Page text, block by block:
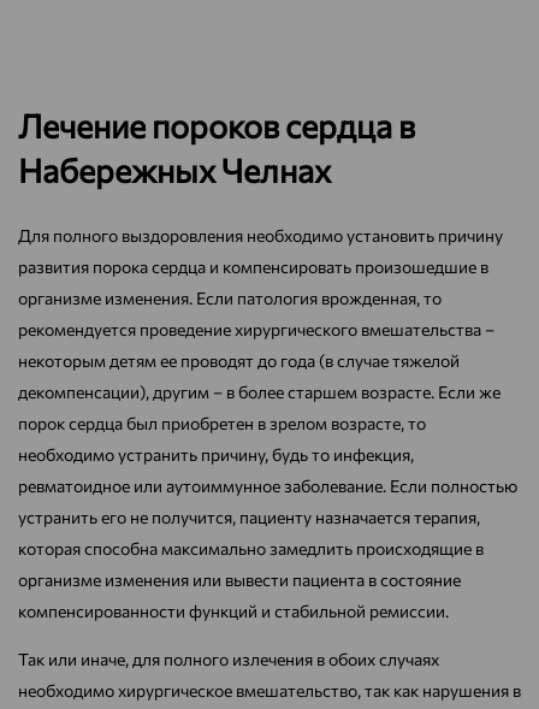
Лечение пороков сердца в
Набережных Челнах
Для полного выздоровления необходимо установить причину
развития порока сердца и компенсировать произошедшие в
организме изменения. Если патология врожденная, то
рекомендуется проведение хирургического вмешательства –
некоторым детям ее проводят до года (в случае тяжелой
декомпенсации), другим – в более старшем возрасте. Если же
порок сердца был приобретен в зрелом возрасте, то
необходимо устранить причину, будь то инфекция,
ревматоидное или аутоиммунное заболевание. Если полностью
устранить его не получится, пациенту назначается терапия,
которая способна максимально замедлить происходящие в
организме изменения или вывести пациента в состояние
компенсированности функций и стабильной ремиссии.
Так или иначе, для полного излечения в обоих случаях
необходимо хирургическое вмешательство, так как нарушения в